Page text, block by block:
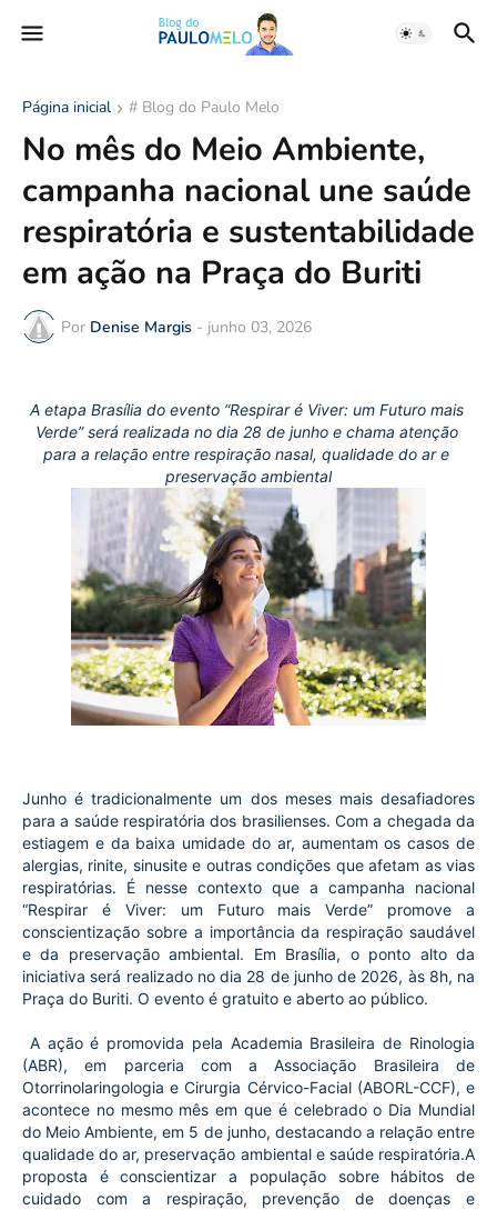
Página inicial # Blog do Paulo Melo
No mês do Meio Ambiente,
campanha nacional une saúde
respiratória e sustentabilidade
em ação na Praça do Buriti
Por Denise Margis - junho 03, 2026
A etapa Brasília do evento “Respirar é Viver: um Futuro mais
Verde” será realizada no dia 28 de junho e chama atenção
para a relação entre respiração nasal, qualidade do ar e
preservação ambiental
Junho é tradicionalmente um dos meses mais desafiadores
para a saúde respiratória dos brasilienses. Com a chegada da
estiagem e da baixa umidade do ar, aumentam os casos de
alergias, rinite, sinusite e outras condições que afetam as vias
respiratórias. É nesse contexto que a campanha nacional
“Respirar é Viver: um Futuro mais Verde” promove a
conscientização sobre a importância da respiração saudável
e da preservação ambiental. Em Brasília, o ponto alto da
iniciativa será realizado no dia 28 de junho de 2026, às 8h, na
Praça do Buriti. O evento é gratuito e aberto ao público.
A ação é promovida pela Academia Brasileira de Rinologia
(ABR), em parceria com a Associação Brasileira de
Otorrinolaringologia e Cirurgia Cérvico-Facial (ABORL-CCF), e
acontece no mesmo mês em que é celebrado o Dia Mundial
do Meio Ambiente, em 5 de junho, destacando a relação entre
qualidade do ar, preservação ambiental e saúde respiratória.A
proposta é conscientizar a população sobre hábitos de
cuidado com a respiração, prevenção de doenças e